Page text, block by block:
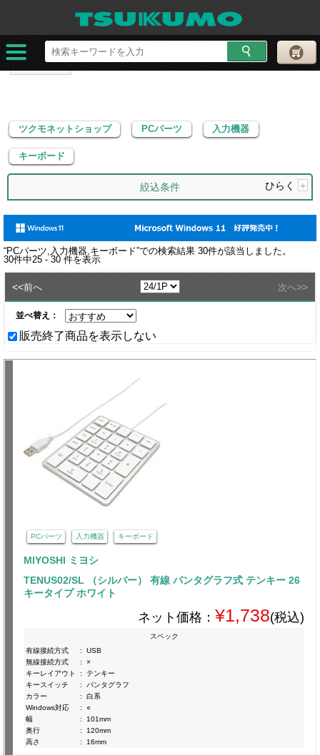
ツクモネットショップ PCパーツ
キーボード
ツクモネットショップ PCパーツ 入力機器
キーボード
絞込条件 ひらく +
“PCパーツ,入力機器,キーボード”での検索結果 30件が該当しました。
30件中25 - 30 件を表示
<<前へ 次へ>>
並べ替え：
販売終了商品を表示しない
PCパーツ 入力機器 キーボード
MIYOSHI ミヨシ
TENUS02/SL （シルバー） 有線 パンタグラフ式 テンキー 26
キータイプ ホワイト
ネット価格： ¥1,738(税込)
スペック
有線接続方式
:
USB
無線接続方式
:
×
キーレイアウト
:
テンキー
キースイッチ
:
パンタグラフ
カラー
:
白系
Windows対応
:
○
幅
:
101mm
奥行
:
120mm
高さ
: 16mm